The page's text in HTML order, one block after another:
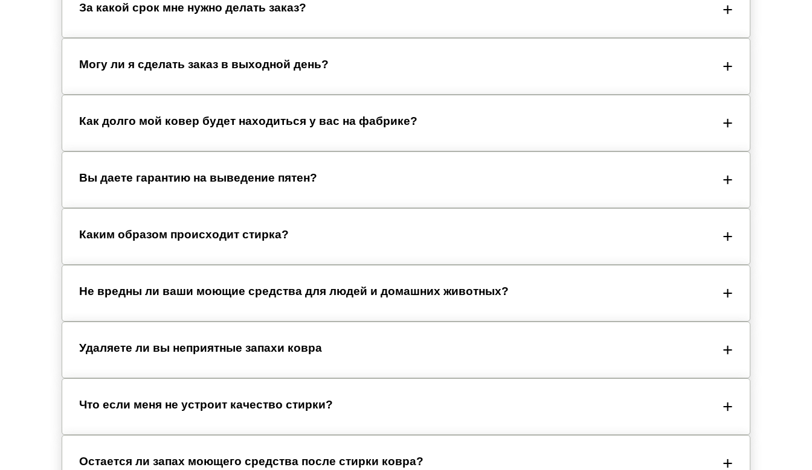
За какой срок мне нужно делать заказ?
Могу ли я сделать заказ в выходной день?
Как долго мой ковер будет находиться у вас на фабрике?
Вы даете гарантию на выведение пятен?
Каким образом происходит стирка?
Не вредны ли ваши моющие средства для людей и домашних животных?
Удаляете ли вы неприятные запахи ковра
Что если меня не устроит качество стирки?
Остается ли запах моющего средства после стирки ковра?